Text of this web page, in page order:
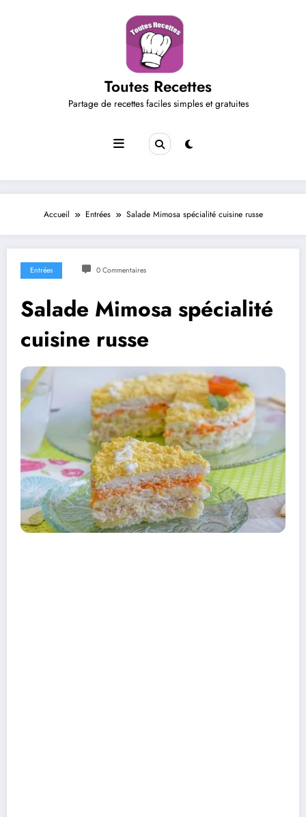
Toutes Recettes
Partage de recettes faciles simples et gratuites
Accueil Entrées Salade Mimosa spécialité cuisine russe
Entrées 0 Commentaires
Salade Mimosa spécialité
cuisine russe